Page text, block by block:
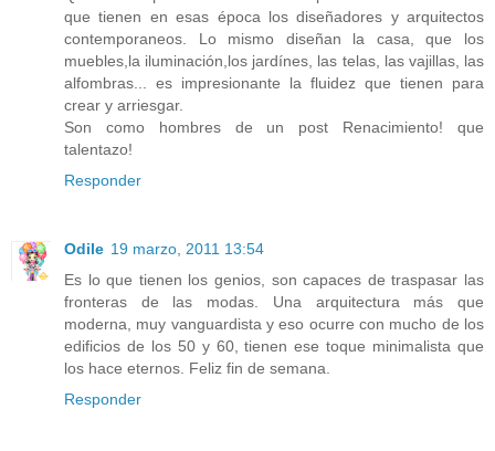
que tienen en esas época los diseñadores y arquitectos
contemporaneos. Lo mismo diseñan la casa, que los
muebles,la iluminación,los jardínes, las telas, las vajillas, las
alfombras... es impresionante la fluidez que tienen para
crear y arriesgar.
Son como hombres de un post Renacimiento! que
talentazo!
Responder
Odile 19 marzo, 2011 13:54
Es lo que tienen los genios, son capaces de traspasar las
fronteras de las modas. Una arquitectura más que
moderna, muy vanguardista y eso ocurre con mucho de los
edificios de los 50 y 60, tienen ese toque minimalista que
los hace eternos. Feliz fin de semana.
Responder